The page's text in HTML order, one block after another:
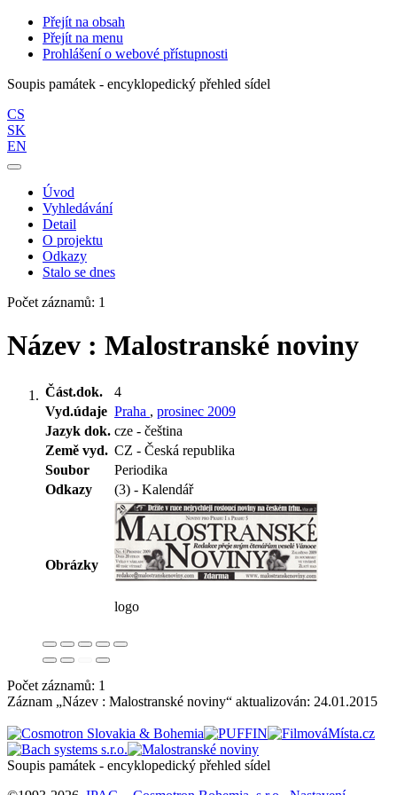
Přejít na obsah
Přejít na menu
Prohlášení o webové přístupnosti
Soupis památek - encyklopedický přehled sídel
CS
SK
EN
Úvod
Vyhledávání
Detail
O projektu
Odkazy
Stalo se dnes
Počet záznamů: 1
Název : Malostranské noviny
Část.dok.
4
Vyd.údaje Praha , prosinec 2009
Jazyk dok. cze - čeština
Země vyd. CZ - Česká republika
Soubor
Periodika
Odkazy
(3) - Kalendář
Obrázky
logo
Počet záznamů: 1
Záznam „Název : Malostranské noviny“ aktualizován: 24.01.2015
Soupis památek - encyklopedický přehled sídel